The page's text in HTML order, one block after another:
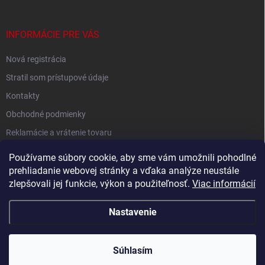
Používame súbory cookie, aby sme vám umožnili pohodlné
prehliadanie webovej stránky a vďaka analýze neustále
zlepšovali jej funkcie, výkon a použiteľnosť. Viac informácií
Nastavenie
Súhlasím
Májové zľavy! E-shop je určený pre veľkoodberateľov.
INFORMÁCIE PRE VÁS
Nová registrácia
Stratil som prístupové údaje
Kontakty
Obchodné podmienky
Reklamácie a vrátenie tovaru
Shoptet.sk
Nobby.sk . Všetky práva vyhradené.